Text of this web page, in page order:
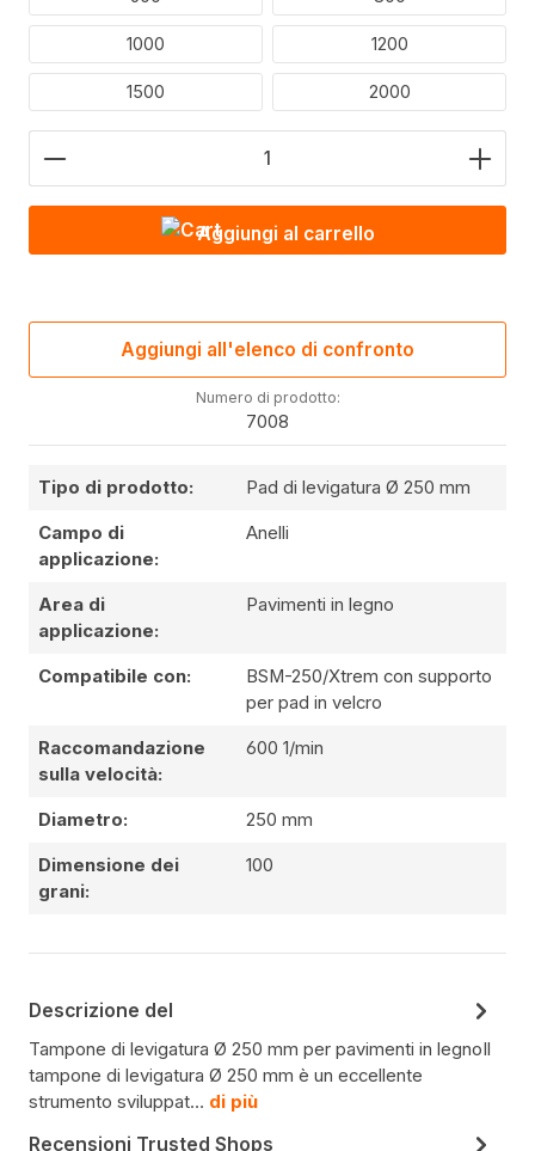
1000 1200
1500 2000
Quantità del prodotto: inserire il valore
Aggiungi al carrello
Aggiungi all'elenco di confronto
Numero di prodotto:
7008
Tipo di prodotto: Pad di levigatura Ø 250 mm
Campo di
applicazione:
Anelli
Area di
applicazione:
Pavimenti in legno
Compatibile con:
BSM-250/Xtrem con supporto
per pad in velcro
Raccomandazione
sulla velocità:
600 1/min
Diametro: 250 mm
Dimensione dei
grani:
100
Descrizione del
Tampone di levigatura Ø 250 mm per pavimenti in legnoIl
tampone di levigatura Ø 250 mm è un eccellente
strumento sviluppat… di più
Recensioni Trusted Shops